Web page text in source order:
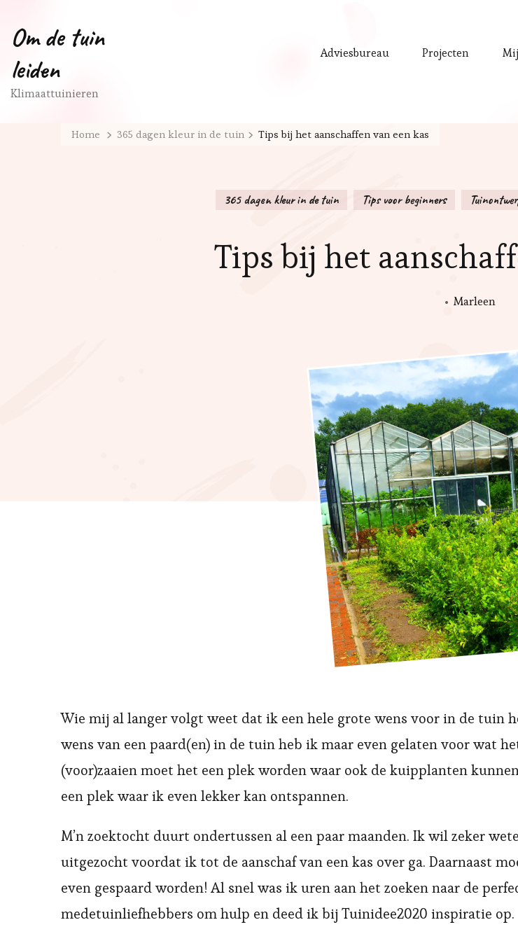
Adviesbureau Projecten
Om de tuin
leiden
Klimaattuinieren
Home 365 dagen kleur in de tuin Tips bij het aanschaffen van een kas
365 dagen kleur in de tuin Tips voor beginners
Tips bij het
Marleen
Wie mij al langer volgt weet dat ik een hele grote wens voor in de tuin
wens van een paard(en) in de tuin heb ik maar even gelaten voor wat
(voor)zaaien moet het een plek worden waar ook de kuipplanten
een plek waar ik even lekker kan ontspannen.
M’n zoektocht duurt ondertussen al een paar maanden. Ik wil zeker
uitgezocht voordat ik tot de aanschaf van een kas over ga. Daarnaast
even gespaard worden! Al snel was ik uren aan het zoeken naar de
medetuinliefhebbers om hulp en deed ik bij Tuinidee2020 inspiratie op.